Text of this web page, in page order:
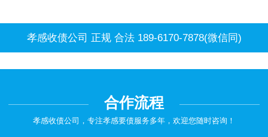
孝感收债公司 正规 合法 189-6170-7878(微信同)
合作流程
孝感收债公司，专注孝感要债服务多年，欢迎您随时咨询！